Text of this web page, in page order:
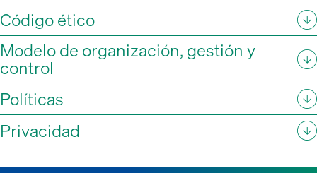
Código ético
Modelo de organización, gestión y
control
Políticas
Privacidad